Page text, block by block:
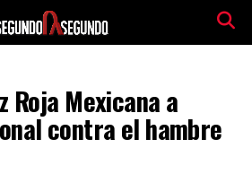
Roja Mexicana a
contra el hambre